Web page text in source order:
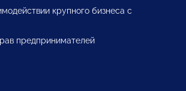
крупного бизнеса с
предпринимателей